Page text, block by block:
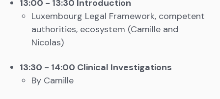
13:00 - 13:30 Introduction
Luxembourg Legal Framework, competent
authorities, ecosystem (Camille and
Nicolas)
13:30 - 14:00 Clinical Investigations
By Camille